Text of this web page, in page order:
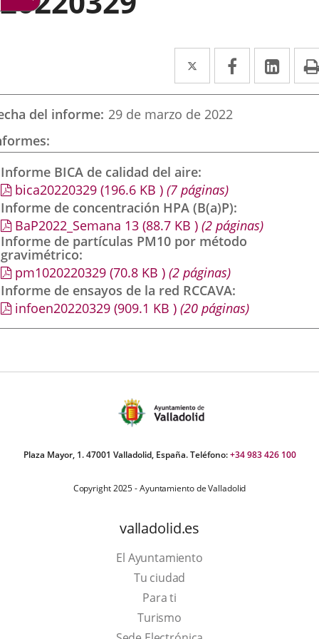
Twitter
Enlace
a
una
externa.
Facebook
Enlace
a
externa.
a
del informe 29 de marzo de 2022
Informe BICA de calidad del aire
bica20220329 (196.6 KB ) (7 páginas)
Informe de concentración HPA (B(a)P)
BaP2022_Semana 13 (88.7 KB ) (2 páginas)
Informe de partículas PM10 por método
gravimétrico
pm1020220329 (70.8 KB ) (2 páginas)
Informe de ensayos de la red RCCAVA
infoen20220329 (909.1 KB ) (20 páginas)
Plaza Mayor, 1. 47001 Valladolid, España. Teléfono:+34 983 426 100
Copyright 2025 - Ayuntamiento de Valladolid
valladolid.es
El Ayuntamiento
Tu ciudad
Para ti
TurismoThis